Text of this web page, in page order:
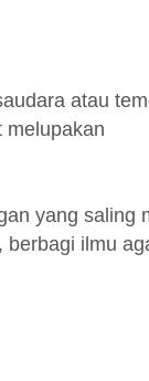
atau
melupakan
yang saling
ilmu